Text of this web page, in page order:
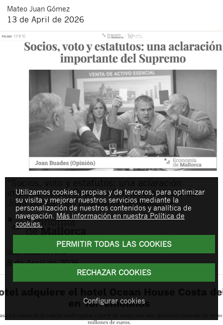
Mateo Juan Gómez
13 de April de 2026
importante del Supremo”, nuevo artículo de
Joan Buades en Economía de Mallorca
JoanBuades Feliu
8 de April de 2026
Utilizamos cookies, propias y de terceros, para optimizar
su visita y mejorar nuestros servicios mediante la
personalización de nuestros contenidos y analítica de
navegación. Más información en nuestra Política de
cookies.
PERMITIR TODAS LAS COOKIES
RECHAZAR COOKIES
Configurar cookies